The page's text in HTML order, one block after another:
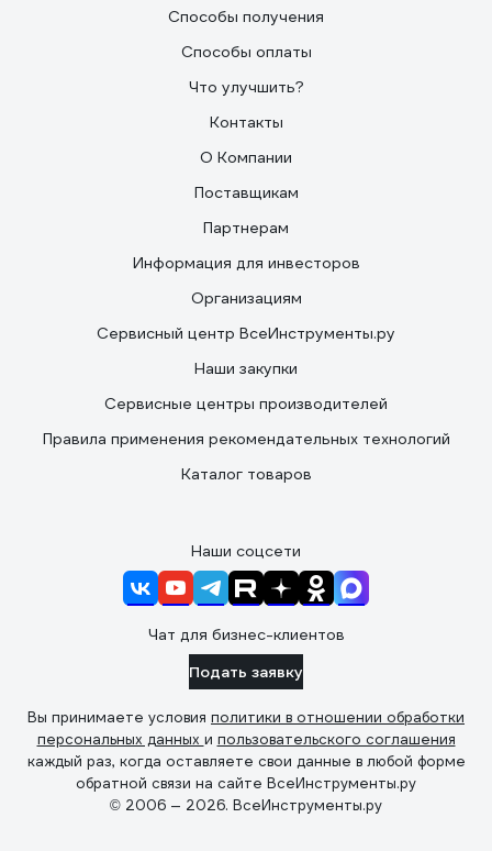
Способы получения
Способы оплаты
Что улучшить?
Контакты
О Компании
Поставщикам
Партнерам
Информация для инвесторов
Организациям
Сервисный центр ВсеИнструменты.ру
Наши закупки
Сервисные центры производителей
Правила применения рекомендательных технологий
Каталог товаров
Наши соцсети
Чат для бизнес-клиентов
Подать заявку
Вы принимаете условия политики в отношении обработки
персональных данных и пользовательского соглашения
каждый раз, когда оставляете свои данные в любой форме
обратной связи на сайте ВсеИнструменты.ру
© 2006 — 2026. ВсеИнструменты.ру